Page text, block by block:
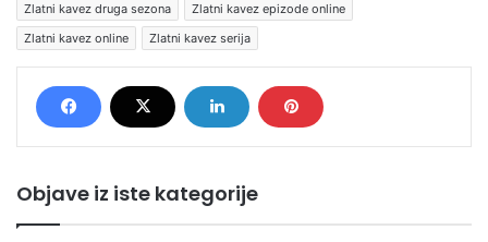
Zlatni kavez druga sezona
Zlatni kavez epizode online
Zlatni kavez online
Zlatni kavez serija
Objave iz iste kategorije